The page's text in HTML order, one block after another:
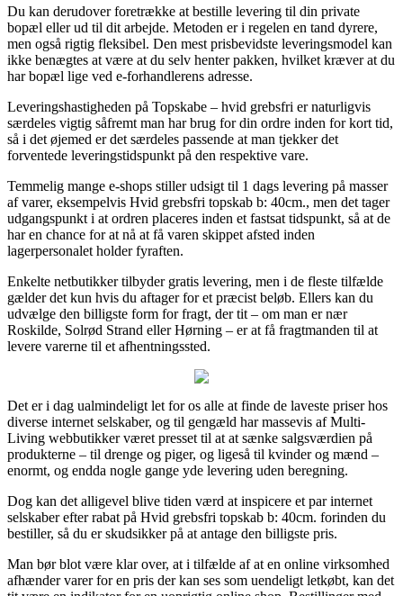
Du kan derudover foretrække at bestille levering til din private
bopæl eller ud til dit arbejde. Metoden er i regelen en tand dyrere,
men også rigtig fleksibel. Den mest prisbevidste leveringsmodel kan
ikke benægtes at være at du selv henter pakken, hvilket kræver at du
har bopæl lige ved e-forhandlerens adresse.
Leveringshastigheden på Topskabe – hvid grebsfri er naturligvis
særdeles vigtig såfremt man har brug for din ordre inden for kort tid,
så i det øjemed er det særdeles passende at man tjekker det
forventede leveringstidspunkt på den respektive vare.
Temmelig mange e-shops stiller udsigt til 1 dags levering på masser
af varer, eksempelvis Hvid grebsfri topskab b: 40cm., men det tager
udgangspunkt i at ordren placeres inden et fastsat tidspunkt, så at de
har en chance for at nå at få varen skippet afsted inden
lagerpersonalet holder fyraften.
Enkelte netbutikker tilbyder gratis levering, men i de fleste tilfælde
gælder det kun hvis du aftager for et præcist beløb. Ellers kan du
udvælge den billigste form for fragt, der tit – om man er nær
Roskilde, Solrød Strand eller Hørning – er at få fragtmanden til at
levere varerne til et afhentningssted.
Det er i dag ualmindeligt let for os alle at finde de laveste priser hos
diverse internet selskaber, og til gengæld har massevis af Multi-
Living webbutikker været presset til at at sænke salgsværdien på
produkterne – til drenge og piger, og ligeså til kvinder og mænd –
enormt, og endda nogle gange yde levering uden beregning.
Dog kan det alligevel blive tiden værd at inspicere et par internet
selskaber efter rabat på Hvid grebsfri topskab b: 40cm. forinden du
bestiller, så du er skudsikker på at antage den billigste pris.
Man bør blot være klar over, at i tilfælde af at en online virksomhed
afhænder varer for en pris der kan ses som uendeligt letkøbt, kan det